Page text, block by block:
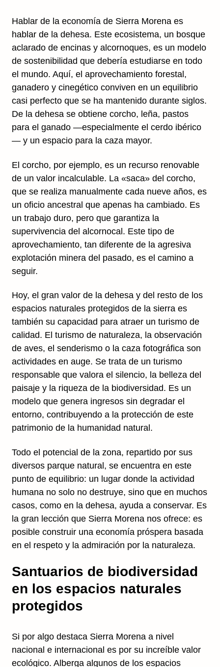
Hablar de la economía de Sierra Morena es
hablar de la dehesa. Este ecosistema, un bosque
aclarado de encinas y alcornoques, es un modelo
de sostenibilidad que debería estudiarse en todo
el mundo. Aquí, el aprovechamiento forestal,
ganadero y cinegético conviven en un equilibrio
casi perfecto que se ha mantenido durante siglos.
De la dehesa se obtiene corcho, leña, pastos
para el ganado —especialmente el cerdo ibérico
— y un espacio para la caza mayor.
El corcho, por ejemplo, es un recurso renovable
de un valor incalculable. La «saca» del corcho,
que se realiza manualmente cada nueve años, es
un oficio ancestral que apenas ha cambiado. Es
un trabajo duro, pero que garantiza la
supervivencia del alcornocal. Este tipo de
aprovechamiento, tan diferente de la agresiva
explotación minera del pasado, es el camino a
seguir.
Hoy, el gran valor de la dehesa y del resto de los
espacios naturales protegidos de la sierra es
también su capacidad para atraer un turismo de
calidad. El turismo de naturaleza, la observación
de aves, el senderismo o la caza fotográfica son
actividades en auge. Se trata de un turismo
responsable que valora el silencio, la belleza del
paisaje y la riqueza de la biodiversidad. Es un
modelo que genera ingresos sin degradar el
entorno, contribuyendo a la protección de este
patrimonio de la humanidad natural.
Todo el potencial de la zona, repartido por sus
diversos parque natural, se encuentra en este
punto de equilibrio: un lugar donde la actividad
humana no solo no destruye, sino que en muchos
casos, como en la dehesa, ayuda a conservar. Es
la gran lección que Sierra Morena nos ofrece: es
posible construir una economía próspera basada
en el respeto y la admiración por la naturaleza.
Santuarios de biodiversidad
en los espacios naturales
protegidos
Si por algo destaca Sierra Morena a nivel
nacional e internacional es por su increíble valor
ecológico. Alberga algunos de los espacios